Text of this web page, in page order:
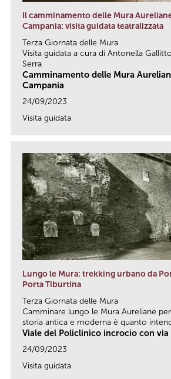
Il camminamento delle Mura
Campania: visita guidata teatralizzata
Terza Giornata delle Mura
Visita guidata a cura di Antonella
Serra
Camminamento delle Mura
Campania
24/09/2023
Visita guidata
Lungo le Mura: trekking urbano da
Porta Tiburtina
Terza Giornata delle Mura
Camminare lungo le Mura Aureliane
storia antica e moderna è quanto
Viale del Policlinico incrocio con via
24/09/2023
Visita guidata